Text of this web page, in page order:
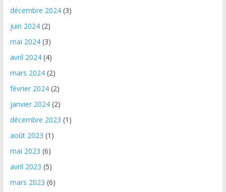
décembre 2024(3)
juin 2024(2)
mai 2024(3)
avril 2024(4)
mars 2024(2)
février 2024(2)
janvier 2024(2)
décembre 2023 (1)
août 2023 (1)
mai 2023 (6)
avril 2023 (5)
mars 2023 (6)